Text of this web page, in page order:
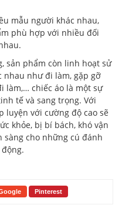
mẫu người khác nhau,
phù hợp với nhiều đối
sản phẩm còn linh hoạt sử
nhau như đi làm, gặp gỡ
làm,… chiếc áo là một sự
tế và sang trọng. Với
luyện với cường độ cao sẽ
khỏe, bị bí bách, khó vận
sàng cho những cú đánh
Pinterest